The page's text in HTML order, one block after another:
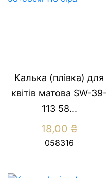
Калька (плівка) для
квітів матова SW-39-
113 58...
18,00 ₴
058316